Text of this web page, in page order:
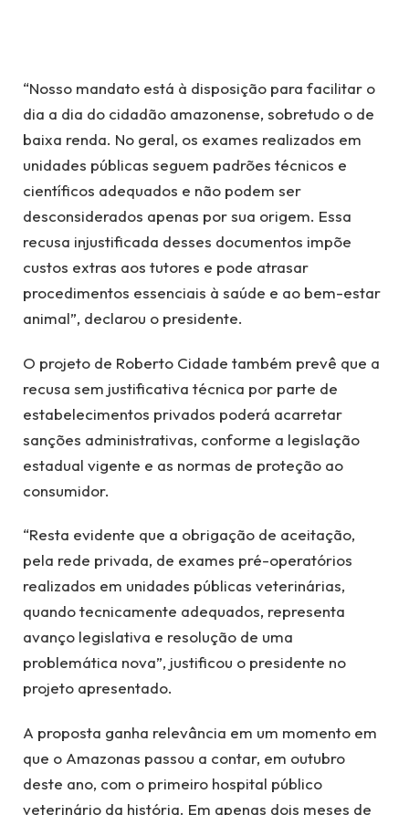
“Nosso mandato está à disposição para facilitar o
dia a dia do cidadão amazonense, sobretudo o de
baixa renda. No geral, os exames realizados em
unidades públicas seguem padrões técnicos e
científicos adequados e não podem ser
desconsiderados apenas por sua origem. Essa
recusa injustificada desses documentos impõe
custos extras aos tutores e pode atrasar
procedimentos essenciais à saúde e ao bem-estar
animal”, declarou o presidente.
O projeto de Roberto Cidade também prevê que a
recusa sem justificativa técnica por parte de
estabelecimentos privados poderá acarretar
sanções administrativas, conforme a legislação
estadual vigente e as normas de proteção ao
consumidor.
“Resta evidente que a obrigação de aceitação,
pela rede privada, de exames pré-operatórios
realizados em unidades públicas veterinárias,
quando tecnicamente adequados, representa
avanço legislativa e resolução de uma
problemática nova”, justificou o presidente no
projeto apresentado.
A proposta ganha relevância em um momento em
que o Amazonas passou a contar, em outubro
deste ano, com o primeiro hospital público
veterinário da história. Em apenas dois meses de